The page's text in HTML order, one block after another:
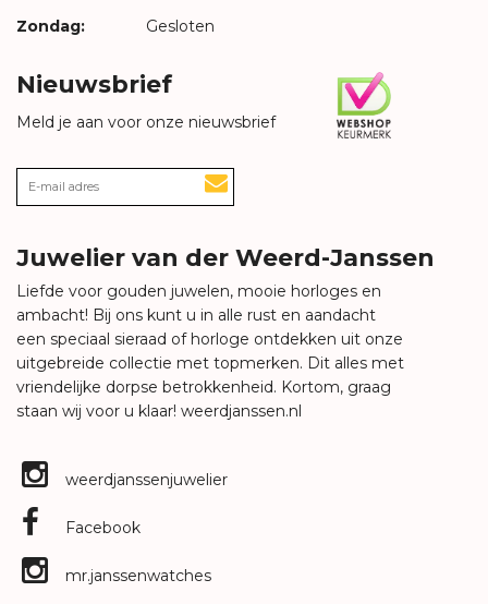
Zondag: Gesloten
Nieuwsbrief
Meld je aan voor onze nieuwsbrief
Juwelier van der Weerd-Janssen
Liefde voor gouden juwelen, mooie horloges en
ambacht! Bij ons kunt u in alle rust en aandacht
een speciaal sieraad of horloge ontdekken uit onze
uitgebreide collectie met topmerken. Dit alles met
vriendelijke dorpse betrokkenheid. Kortom, graag
staan wij voor u klaar! weerdjanssen.nl
weerdjanssenjuwelier
Facebook
mr.janssenwatches